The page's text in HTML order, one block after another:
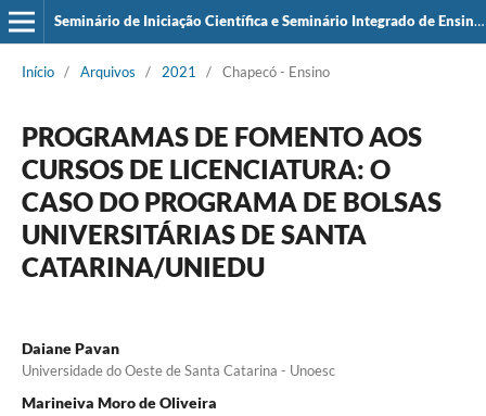
Seminário de Iniciação Científica e Seminário Integrado de Ensino, Pesquisa e Extensão (SIEPE)
Início / Arquivos / 2021 / Chapecó - Ensino
PROGRAMAS DE FOMENTO AOS
CURSOS DE LICENCIATURA: O
CASO DO PROGRAMA DE BOLSAS
UNIVERSITÁRIAS DE SANTA
CATARINA/UNIEDU
Daiane Pavan
Universidade do Oeste de Santa Catarina - Unoesc
Marineiva Moro de Oliveira